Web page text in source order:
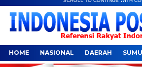
HOME NASIONAL DAERAH